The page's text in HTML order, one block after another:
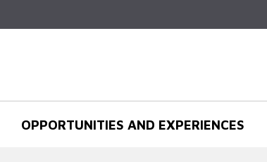
OPPORTUNITIES AND EXPERIENCES